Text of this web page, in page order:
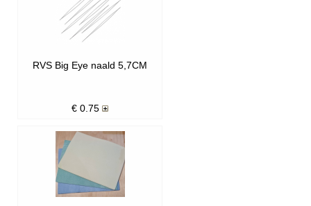
RVS Big Eye naald 5,7CM
€ 0.75